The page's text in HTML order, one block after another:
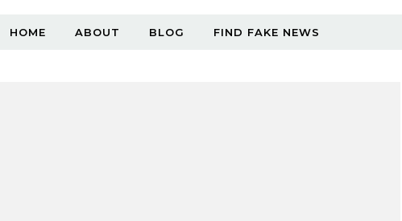
HOME ABOUT BLOG FIND FAKE NEWS